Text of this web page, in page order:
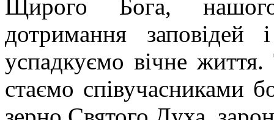
Щирого Бога,
дотримання
успадкуємо вічне
стаємо співучасниками